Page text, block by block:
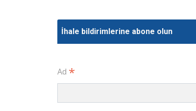
İhale bildirimlerine abone olun
Ad *